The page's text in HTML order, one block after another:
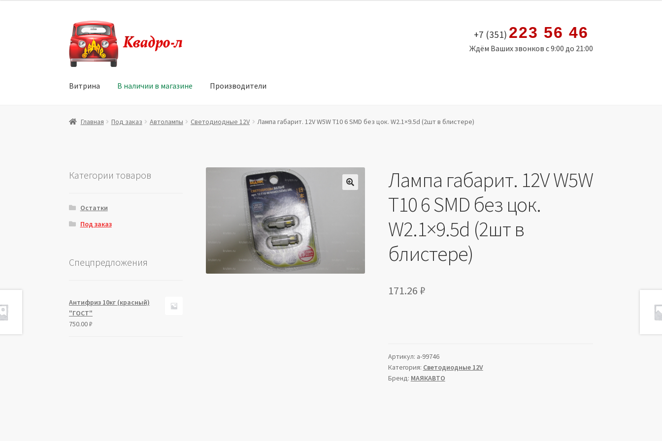
Перейти
к
навигации
Перейти
к
содержимому
+7 (351) 223 56 46
Ждём Ваших звонков с 9:00 до 21:00
Витрина В наличии в магазине Производители
Главная Витрина Мой аккаунт Политика в отношении обработки персональных данных Производители
Главная Под заказ Автолампы Светодиодные 12V Лампа габарит. 12V W5W T10 6 SMD без цок. W2.1×9.5d (2шт в блистере)
Лампа габарит. 12V W5W
T10 6 SMD без цок.
W2.1×9.5d (2шт в
блистере)
171.26 ₽
Артикул: a-99746
Категория: Светодиодные 12V
Бренд: МАЯКАВТО
Категории товаров
Остатки
Под заказ
Спецпредложения
Антифриз 10кг (красный)
"ГОСТ"
750.00₽